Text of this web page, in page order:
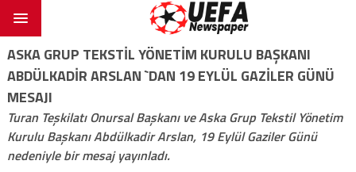
ASKA GRUP TEKSTİL YÖNETİM KURULU BAŞKANI
ABDÜLKADİR ARSLAN `DAN 19 EYLÜL GAZİLER GÜNÜ
MESAJI
Turan Teşkilatı Onursal Başkanı ve Aska Grup Tekstil Yönetim
Kurulu Başkanı Abdülkadir Arslan, 19 Eylül Gaziler Günü
nedeniyle bir mesaj yayınladı.